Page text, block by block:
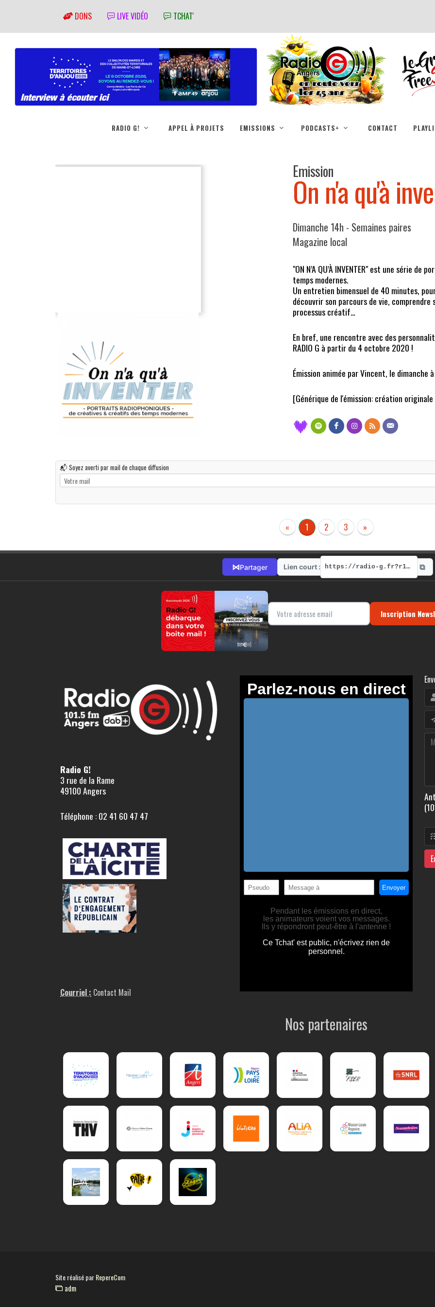
DONS LIVE VIDÉO TCHAT'
RADIO G! APPEL À PROJETS EMISSIONS PODCASTS+ CONTACT
Emission
On n'a qu'à
Dimanche 14h - Semaines paires
Magazine local
"ON N’A QU’À INVENTER" est une série
temps modernes.
Un entretien bimensuel de 40 minutes,
découvrir son parcours de vie,
processus créatif…
En bref, une rencontre avec des
RADIO G à partir du 4 octobre 2020 !
Émission animée par Vincent, le dimanche
[Générique de l'émission: création originale
📬 Soyez averti par mail de chaque diffusion
« 1 2 3 »
⋈Partager Lien court : https://radio-g.fr?r128 ⧉
Inscription
Radio G!
3 rue de la Rame
49100 Angers
Téléphone : 02 41 60 47 47
Courriel : Contact Mail
Nos partenaires
Site réalisé parRepereCom
adm